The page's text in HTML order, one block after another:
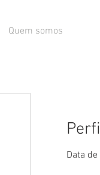
Quem somos
Data